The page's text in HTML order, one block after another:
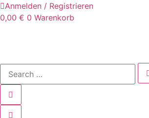
Anmelden / Registrieren
0,00 € 0 Warenkorb